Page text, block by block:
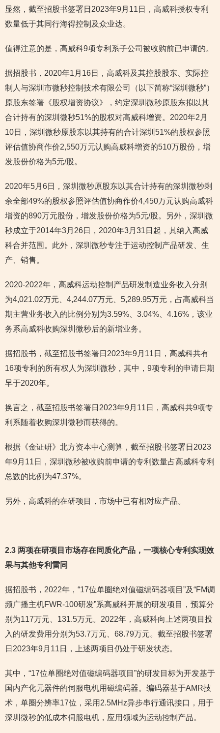
显然，截至招股书签署日2023年9月11日，高威科授权专利
数量低于其同行海得控制及众业达。
值得注意的是，高威科9项专利系子公司被收购前已申请的。
据招股书，2020年1月16日，高威科及其控股股东、实际控
制人与深圳市微秒控制技术有限公司（以下简称“深圳微秒”）
原股东签署《股权增资协议》，约定深圳微秒原股东拟以其
合计持有的深圳微秒51%的股权对高威科增资。2020年2月
10日，深圳微秒原股东以其持有的合计深圳51%的股权参照
评估值协商作价2,550万元认购高威科增资的510万股份，增
发股份价格为5元/股。
2020年5月6日，深圳微秒原股东以其合计持有的深圳微秒剩
余全部49%的股权参照评估值协商作价4,450万元认购高威科
增资的890万元股份，增发股份价格为5元/股。另外，深圳微
秒成立于2014年3月26日，2020年3月31日起，其纳入高威
科合并范围。此外，深圳微秒专注于运动控制产品研发、生
产、销售。
2020-2022年，高威科运动控制产品研发制造业务收入分别
为4,021.02万元、4,244.07万元、5,289.95万元，占高威科当
期主营业务收入的比例分别为3.59%、3.04%、4.16%，该业
务系高威科收购深圳微秒后的新增业务。
据招股书，截至招股书签署日2023年9月11日，高威科共有
16项专利的所有权人为深圳微秒，其中，9项专利的申请日期
早于2020年。
换言之，截至招股书签署日2023年9月11日，高威科共9项专
利系随着收购深圳微秒而获得的。
根据《金证研》北方资本中心测算，截至招股书签署日2023
年9月11日，深圳微秒被收购前申请的专利数量占高威科专利
总数的比例为47.37%。
另外，高威科的在研项目，市场中已有相对应产品。
2.3 两项在研项目市场存在同质化产品，一项核心专利实现效
果与其他专利雷同
据招股书，2022年，“17位单圈绝对值磁编码器项目”及“FM调
频广播主机FWR-100研发”系高威科开展的研发项目，预算分
别为117万元、131.5万元。2022年，高威科向上述两项目投
入的研发费用分别为53.7万元、68.79万元。截至招股书签署
日2023年9月11日，上述两项目仍处于研发状态。
其中，“17位单圈绝对值磁编码器项目”的研发目标为开发基于
国内产化元器件的伺服电机用磁编码器。编码器基于AMR技
术，单圈分辨率17位，采用2.5MHz异步串行通讯接口，用于
深圳微秒的低成本伺服电机，应用领域为运动控制产品。